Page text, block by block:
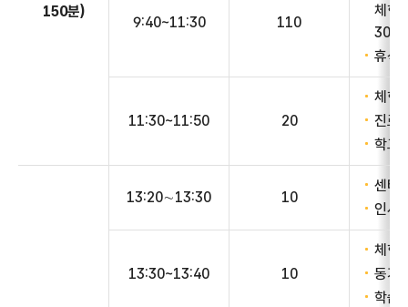
150분)
9:40~11:30 110
체험
휴식
11:30~11:50 20
체험
진로
학교
13:20∼13:30 10
센터
인사
13:30~13:40 10
체험
동기
학습